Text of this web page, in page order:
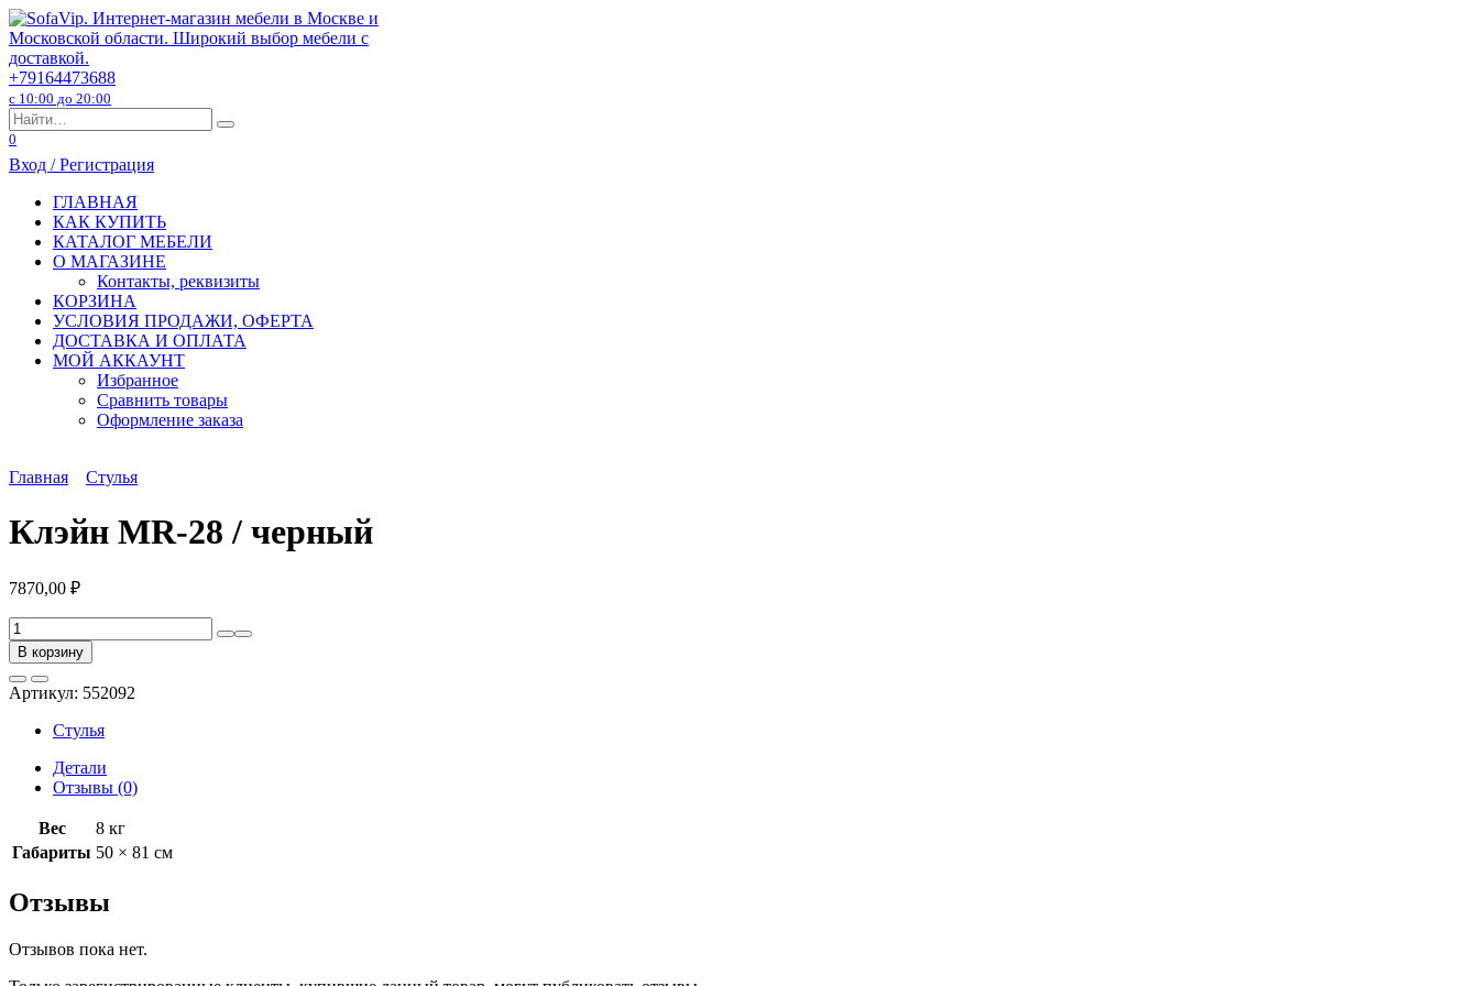
Перейти
к
содержанию
+79164473688
с 10:00 до 20:00
Search
for:
0
Вход / Регистрация
ГЛАВНАЯ
КАК КУПИТЬ
КАТАЛОГ МЕБЕЛИ
О МАГАЗИНЕ
Контакты, реквизиты
КОРЗИНА
УСЛОВИЯ ПРОДАЖИ, ОФЕРТА
ДОСТАВКА И ОПЛАТА
МОЙ АККАУНТ
Избранное
Сравнить товары
Оформление заказа
Главная Стулья
Клэйн MR-28 / черный
7870,00 ₽
Количество
товара
Клэйн
MR-
28
черный
В корзину
Артикул: 552092
Стулья
Детали
Отзывы (0)
Вес
8 кг
Габариты 50 × 81 см
Отзывы
Отзывов пока нет.